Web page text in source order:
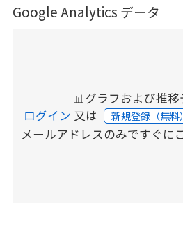
Google Analytics データ
📊グラフおよび推移
ログイン 又は 新規登録（無
メールアドレスのみですぐに